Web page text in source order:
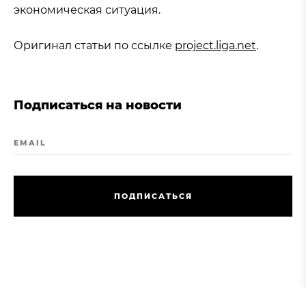
экономическая ситуация.
Оригинал статьи по ссылке project.liga.net.
Подписаться на новости
EMAIL
П ОДП ИСАТЬСЯ